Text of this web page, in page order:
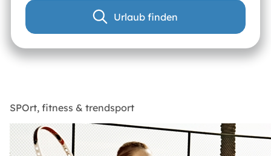
Urlaub finden
SPOrt, fitness & trendsport